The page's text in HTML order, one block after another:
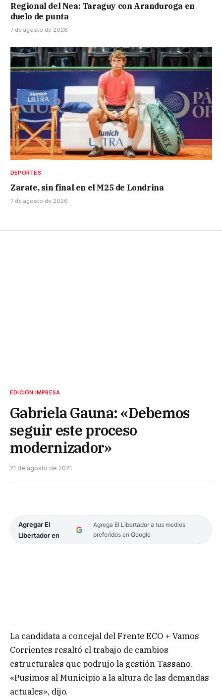
Regional del Nea: Taraguy con Aranduroga en
duelo de punta
7 de agosto de 2026
DEPORTES
Zarate, sin final en el M25 de Londrina
7 de agosto de 2026
EDICIÓN IMPRESA
Gabriela Gauna: «Debemos
seguir este proceso
modernizador»
21 de agosto de 2021
Agregar El
Libertador en
Agrega El Libertador a tus medios
preferidos en Google
La candidata a concejal del Frente ECO + Vamos
Corrientes resaltó el trabajo de cambios
estructurales que podrujo la gestión Tassano.
«Pusimos al Municipio a la altura de las demandas
actuales», dijo.